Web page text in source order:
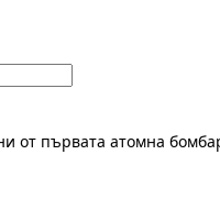
от първата атомна